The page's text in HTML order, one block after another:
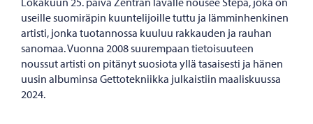
useille suomiräpin kuuntelijoille tuttu ja lämminhenkinen
artisti, jonka tuotannossa kuuluu rakkauden ja rauhan
sanomaa. Vuonna 2008 suurempaan tietoisuuteen
noussut artisti on pitänyt suosiota yllä tasaisesti ja hänen
uusin albuminsa Gettotekniikka julkaistiin maaliskuussa
2024.